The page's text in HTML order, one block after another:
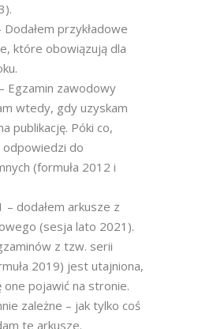
przykładowe
które obowiązują dla
Egzamin zawodowy
wtedy, gdy uzyskam
publikację. Póki co,
odpowiedzi do
(formuła 2012 i
dodałem arkusze z
(sesja lato 2021).
z tzw. serii
2019) jest utajniona,
one pojawić na stronie.
zależne – jak tylko coś
te arkusze.